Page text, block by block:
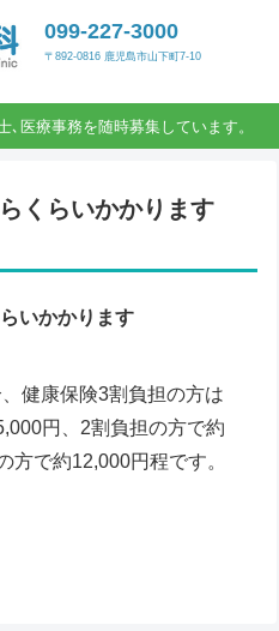
099-227-3000
〒892-0816 鹿児島市山下町7-10
医療事務を随時募集しています。
くらいかかります
いかかります
健康保険3割負担の方は
円、2割負担の方で約
方で約12,000円程です。